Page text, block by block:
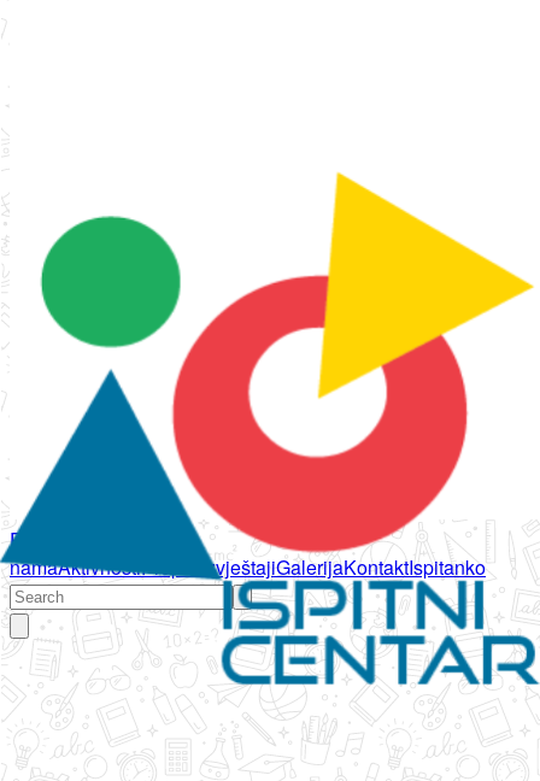
Početna
namaAktivnostiPropisi IzvještajiGalerijaKontaktIspitanko